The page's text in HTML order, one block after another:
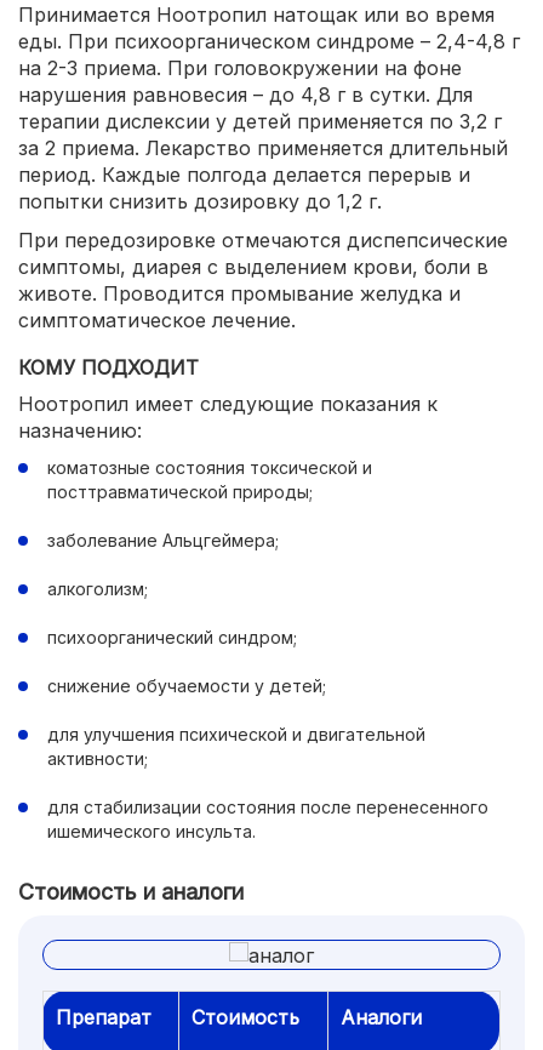
Принимается Ноотропил натощак или во время
еды. При психоорганическом синдроме – 2,4-4,8 г
на 2-3 приема. При головокружении на фоне
нарушения равновесия – до 4,8 г в сутки. Для
терапии дислексии у детей применяется по 3,2 г
за 2 приема. Лекарство применяется длительный
период. Каждые полгода делается перерыв и
попытки снизить дозировку до 1,2 г.
При передозировке отмечаются диспепсические
симптомы, диарея с выделением крови, боли в
животе. Проводится промывание желудка и
симптоматическое лечение.
КОМУ ПОДХОДИТ
Ноотропил имеет следующие показания к
назначению:
коматозные состояния токсической и
посттравматической природы;
заболевание Альцгеймера;
алкоголизм;
психоорганический синдром;
снижение обучаемости у детей;
для улучшения психической и двигательной
активности;
для стабилизации состояния после перенесенного
ишемического инсульта.
Стоимость и аналоги
Препарат Стоимость Аналоги